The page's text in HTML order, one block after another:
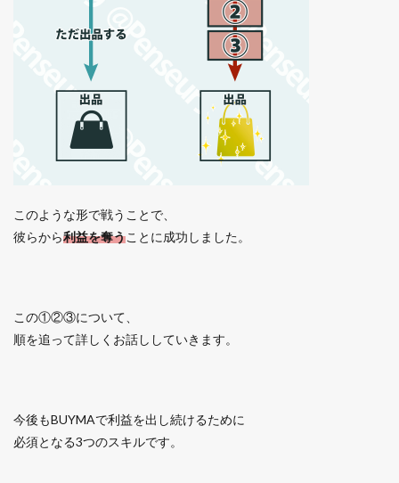
このような形で戦うことで、
彼らから利益を奪うことに成功しました。
この①②③について、
順を追って詳しくお話ししていきます。
今後もBUYMAで利益を出し続けるために
必須となる3つのスキルです。